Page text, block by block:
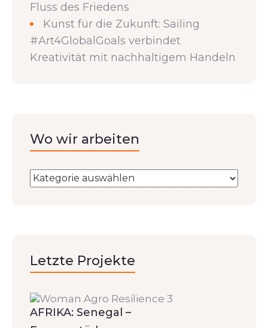
Fluss des Friedens
Kunst für die Zukunft: Sailing
#Art4GlobalGoals verbindet
Kreativität mit nachhaltigem Handeln
Wo wir arbeiten
Letzte Projekte
AFRIKA: Senegal –